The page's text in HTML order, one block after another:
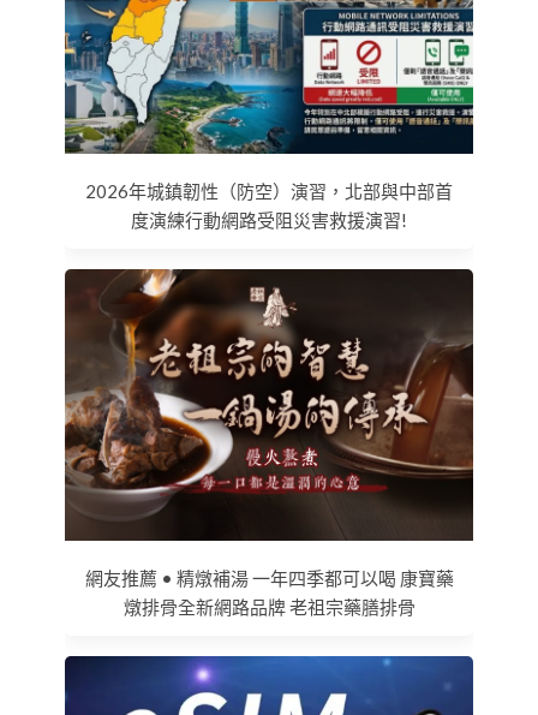
2026年城鎮韌性（防空）演習，北部與中部首
度演練行動網路受阻災害救援演習!
網友推薦 • 精燉補湯 一年四季都可以喝 康寶藥
燉排骨全新網路品牌 老祖宗藥膳排骨